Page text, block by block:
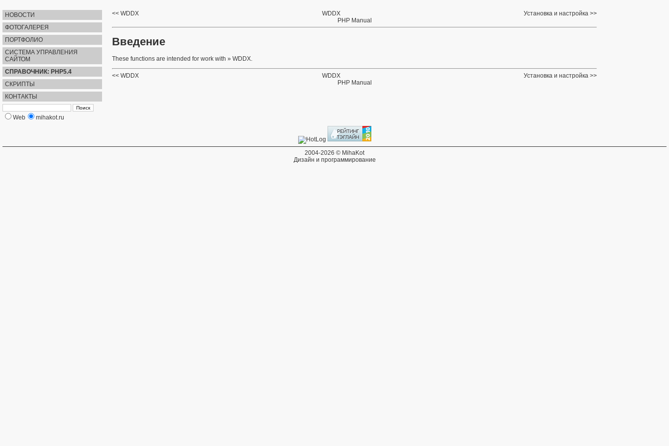
НОВОСТИ
ФОТОГАЛЕРЕЯ
ПОРТФОЛИО
СИСТЕМА УПРАВЛЕНИЯ
САЙТОМ
СПРАВОЧНИК: PHP5.4
СКРИПТЫ
КОНТАКТЫ
Web mihakot.ru
WDDX Установка и настройка
WDDX
PHP Manual
Введение
These functions are intended for work with » WDDX.
WDDX Установка и настройка
WDDX
PHP Manual
2004-2026 © MihaKot
Дизайн и программирование